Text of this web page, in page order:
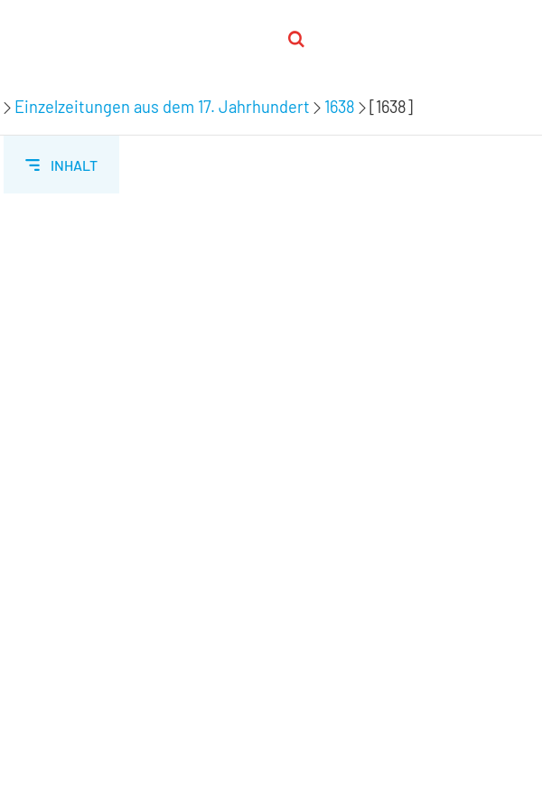
Einzelzeitungen aus dem 17. Jahrhundert 1638 [1638]
INHALT